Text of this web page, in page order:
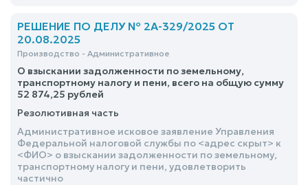
РЕШЕНИЕ ПО ДЕЛУ № 2А-329/2025 ОТ
20.08.2025
Производство - Административное
О взыскании задолженности по земельному,
транспортному налогу и пени, всего на общую сумму
52 874,25 рублей
Резолютивная часть
Административное исковое заявление Управления
Федеральной налоговой службы по <адрес скрыт> к
<ФИО> о взыскании задолженности по земельному,
транспортному налогу и пени, удовлетворить
частично